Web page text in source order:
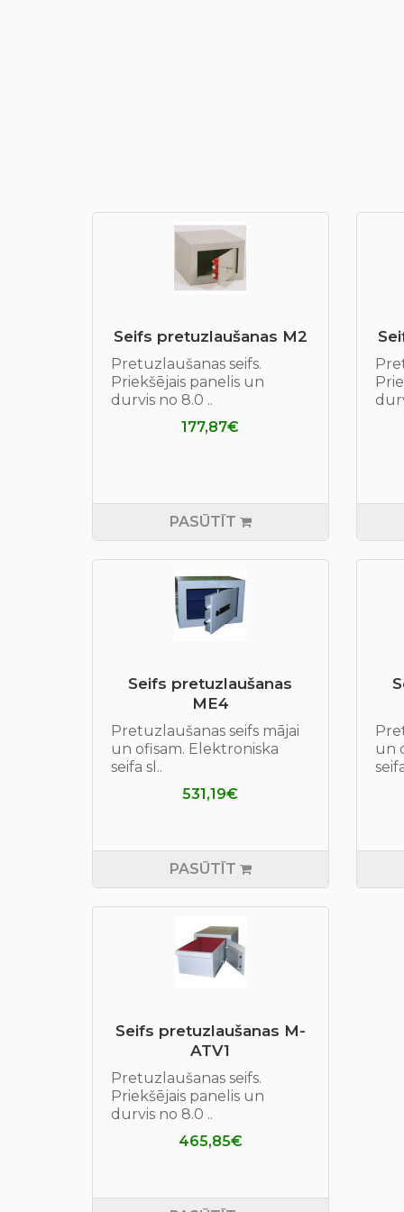
Seifs pretuzlaušanas М2
Pretuzlaušanas seifs.
Priekšējais panelis un
durvis no 8.0 ..
177,87€
PASŪTĪT
Seifs pretuzlaušanas
ME4
Pretuzlaušanas seifs mājai
un ofisam. Elektroniska
seifa sl..
531,19€
PASŪTĪT
un
Seifs pretuzlaušanas M-
ATV1
Pretuzlaušanas seifs.
Priekšējais panelis un
durvis no 8.0 ..
465,85€